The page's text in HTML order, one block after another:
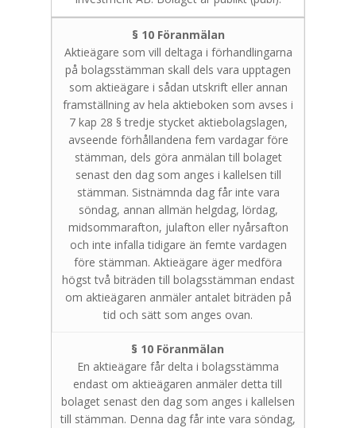
§ 10 Föranmälan
Aktieägare som vill deltaga i förhandlingarna
på bolagsstämman skall dels vara upptagen
som aktieägare i sådan utskrift eller annan
framställning av hela aktieboken som avses i
7 kap 28 § tredje stycket aktiebolagslagen,
avseende förhållandena fem vardagar före
stämman, dels göra anmälan till bolaget
senast den dag som anges i kallelsen till
stämman. Sistnämnda dag får inte vara
söndag, annan allmän helgdag, lördag,
midsommarafton, julafton eller nyårsafton
och inte infalla tidigare än femte vardagen
före stämman. Aktieägare äger medföra
högst två biträden till bolagsstämman endast
om aktieägaren anmäler antalet biträden på
tid och sätt som anges ovan.
§ 10 Föranmälan
En aktieägare får delta i bolagsstämma
endast om aktieägaren anmäler detta till
bolaget senast den dag som anges i kallelsen
till stämman. Denna dag får inte vara söndag,